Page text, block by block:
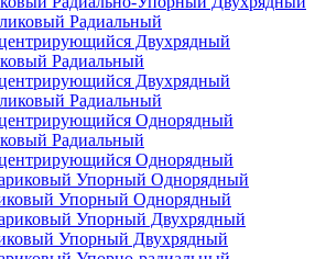
Радиальный
Двухрядный
Радиальный
Однорядный
Упорный Однорядный
Упорный Двухрядный